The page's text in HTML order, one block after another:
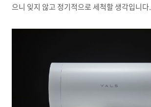
으니 잊지 않고 정기적으로 세척할 생각입니다.